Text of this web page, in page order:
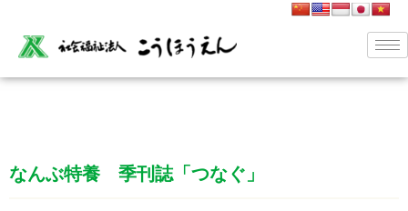
なんぶ特養 季刊誌「つなぐ」